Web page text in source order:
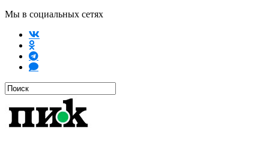
Мы в социальных сетях